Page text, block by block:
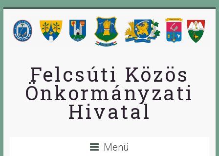
Felcsúti Közös
Önkormányzati
Hivatal
Menü